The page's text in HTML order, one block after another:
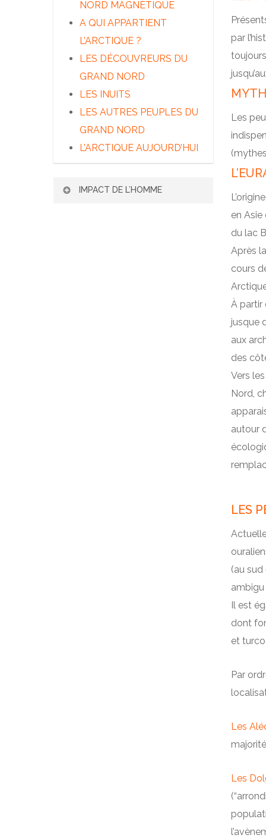
NORD MAGNÉTIQUE
A QUI APPARTIENT
L’ARCTIQUE ?
LES DÉCOUVREURS DU
GRAND NORD
LES INUITS
LES AUTRES PEUPLES DU
GRAND NORD
L’ARCTIQUE AUJOURD’HUI
IMPACT DE L’HOMME
par
Les
en
du lac
Après
cours
À partir
jusque
aux
des
Vers
Nord,
autour
LES
(au
ambigu
Il est
dont
et
Par
Les
Les